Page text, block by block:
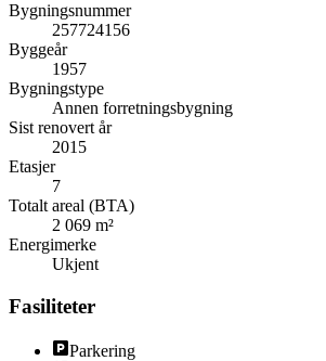
Bygningsnummer
257724156
Byggeår
1957
Bygningstype
Annen forretningsbygning
Sist renovert år
2015
Etasjer
7
Totalt areal (BTA)
2 069 m²
Energimerke
Ukjent
Fasiliteter
Parkering